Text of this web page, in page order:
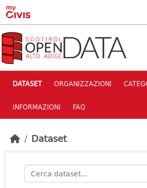
Skip to main content
DATASET ORGANIZZAZIONI
INFORMAZIONI FAQ
Dataset